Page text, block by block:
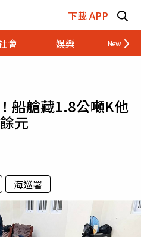
下載 APP
會 娛樂 財經
船艙藏1.8公噸K他
元
海巡署